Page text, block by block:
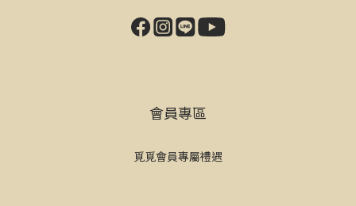
會員專區
覓覓會員專屬禮遇